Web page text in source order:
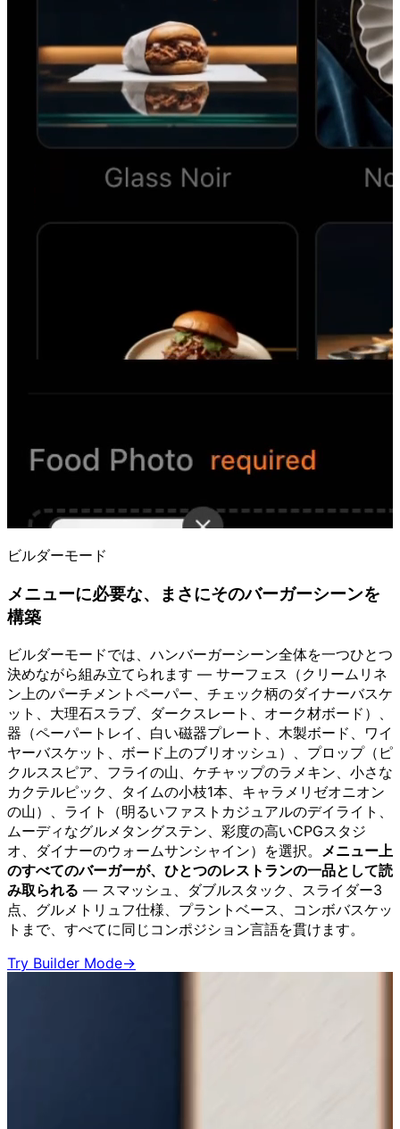
ビルダーモード
メニューに必要な、まさにそのバーガーシーンを
構築
ビルダーモードでは、ハンバーガーシーン全体を一つひとつ
決めながら組み立てられます — サーフェス（クリームリネ
ン上のパーチメントペーパー、チェック柄のダイナーバスケ
ット、大理石スラブ、ダークスレート、オーク材ボード）、
器（ペーパートレイ、白い磁器プレート、木製ボード、ワイ
ヤーバスケット、ボード上のブリオッシュ）、プロップ（ピ
クルススピア、フライの山、ケチャップのラメキン、小さな
カクテルピック、タイムの小枝1本、キャラメリゼオニオン
の山）、ライト（明るいファストカジュアルのデイライト、
ムーディなグルメタングステン、彩度の高いCPGスタジ
オ、ダイナーのウォームサンシャイン）を選択。 メニュー上
のすべてのバーガーが、ひとつのレストランの一品として読
み取られる — スマッシュ、ダブルスタック、スライダー3
点、グルメトリュフ仕様、プラントベース、コンボバスケッ
トまで、すべてに同じコンポジション言語を貫けます。
Try Builder Mode→